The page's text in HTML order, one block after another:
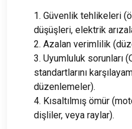
1. Güvenlik tehlikeleri
düşüşleri, elektrik
2. Azalan verimlilik
3. Uyumluluk sorunları
standartlarını
düzenlemeler).
4. Kısaltılmış ömür
dişliler, veya raylar).